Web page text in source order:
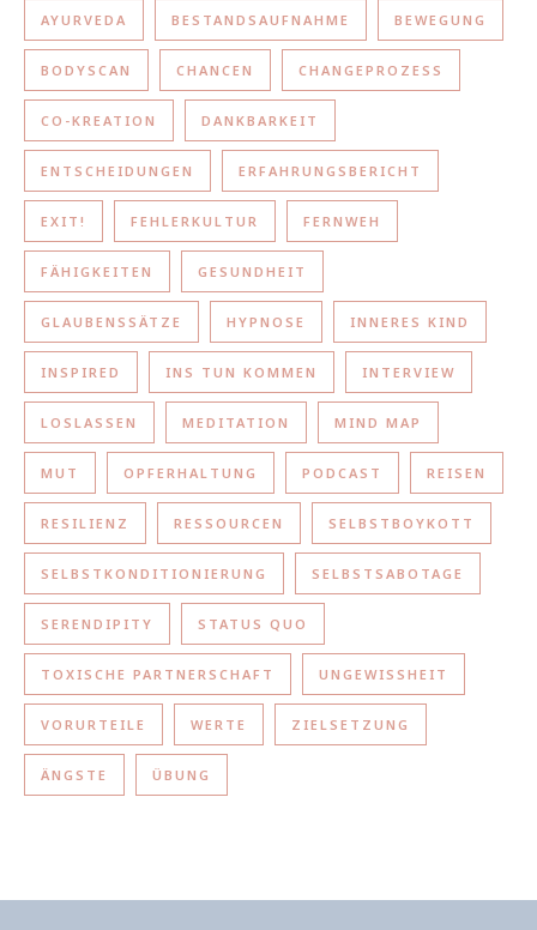
AYURVEDA BESTANDSAUFNAHME BEWEGUNG
BODYSCAN CHANCEN CHANGEPROZESS
CO-KREATION DANKBARKEIT
ENTSCHEIDUNGEN ERFAHRUNGSBERICHT
EXIT! FEHLERKULTUR FERNWEH
FÄHIGKEITEN GESUNDHEIT
GLAUBENSSÄTZE HYPNOSE INNERES KIND
INSPIRED INS TUN KOMMEN INTERVIEW
LOSLASSEN MEDITATION MIND MAP
MUT OPFERHALTUNG PODCAST REISEN
RESILIENZ RESSOURCEN SELBSTBOYKOTT
SELBSTKONDITIONIERUNG SELBSTSABOTAGE
SERENDIPITY STATUS QUO
TOXISCHE PARTNERSCHAFT UNGEWISSHEIT
VORURTEILE WERTE ZIELSETZUNG
ÄNGSTE ÜBUNG